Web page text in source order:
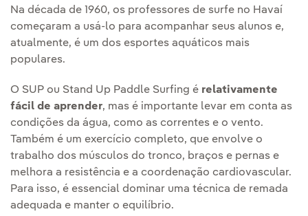
Na década de 1960, os professores de surfe no Havaí
começaram a usá-lo para acompanhar seus alunos e,
atualmente, é um dos esportes aquáticos mais
populares.
O SUP ou Stand Up Paddle Surfing é relativamente
fácil de aprender, mas é importante levar em conta as
condições da água, como as correntes e o vento.
Também é um exercício completo, que envolve o
trabalho dos músculos do tronco, braços e pernas e
melhora a resistência e a coordenação cardiovascular.
Para isso, é essencial dominar uma técnica de remada
adequada e manter o equilíbrio.